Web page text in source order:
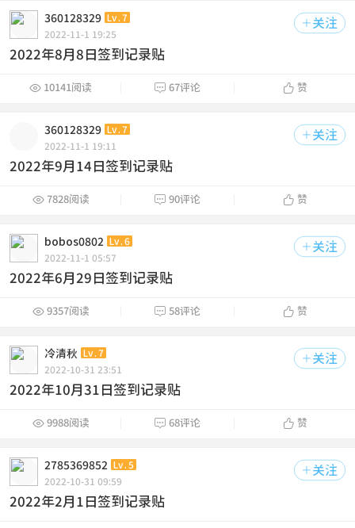
 关注
360128329 Lv.7
2022-11-1 19:25
2022年8月8日签到记录贴
 10141阅读  67评论  赞
 关注
360128329 Lv.7
2022-11-1 19:11
2022年9月14日签到记录贴
 7828阅读  90评论  赞
 关注
bobos0802
Lv.6
2022-11-1 05:57
2022年6月29日签到记录贴
 9357阅读  58评论  赞
 关注
冷清秋
Lv.7
2022-10-31 23:51
2022年10月31日签到记录贴
 9988阅读  68评论  赞
 关注
2785369852
Lv.5
2022-10-31 09:59
2022年2月1日签到记录贴